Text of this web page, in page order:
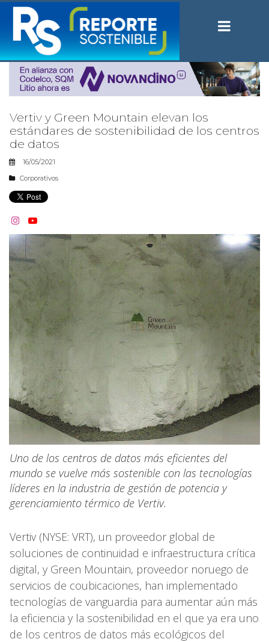
Vertiv y Green Mountain elevan los
estándares de sostenibilidad de los centros
de datos
16/05/2021
Corporativos
 
Uno de los centros de datos más eficientes del
mundo se vuelve más sostenible con las tecnologías
líderes en la industria de gestión de potencia y
gerenciamiento térmico de Vertiv.
Vertiv (NYSE: VRT), un proveedor global de
soluciones de continuidad e infraestructura crítica
digital, y Green Mountain, proveedor noruego de
servicios de coubicaciones, han implementado
tecnologías de vanguardia para aumentar aún más
la eficiencia y la sostenibilidad en el que ya era uno
de los centros de datos más ecológicos del